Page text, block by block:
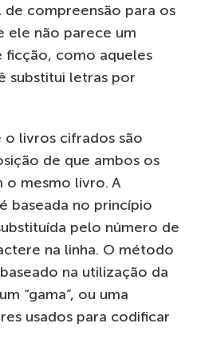
compreensão para os
ele não parece um
ficção, como aqueles
substitui letras por
livros cifrados são
de que ambos os
o mesmo livro. A
baseada no princípio
pelo número de
na linha. O método
na utilização da
“gama”, ou uma
usados para codificar